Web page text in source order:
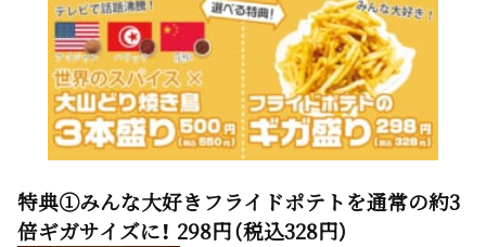
特典①みんな大好きフライドポテトを通常の約3
倍ギガサイズに！ 298円（税込328円）